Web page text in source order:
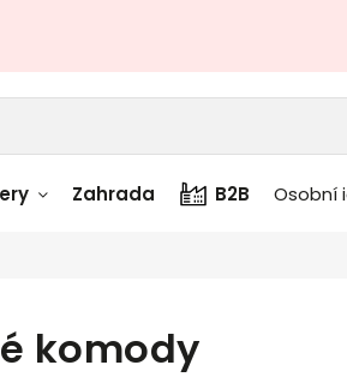
skladem
nábytek
Zahrada B2B Osobní
komody